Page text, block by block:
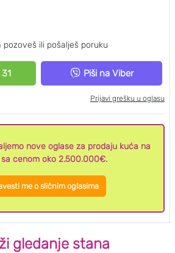
pozoveš ili pošalješ poruku
Piši na Viber
Prijavi grešku u oglasu
nove oglase za prodaju kuća na
sa cenom oko 2.500.000€.
me o sličnim oglasima
gledanje stana